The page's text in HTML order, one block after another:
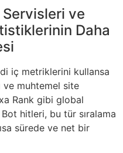
ve
Daha
iç metriklerini kullansa
ve muhtemel site
Rank gibi global
hitleri, bu tür sıralama
sürede ve net bir